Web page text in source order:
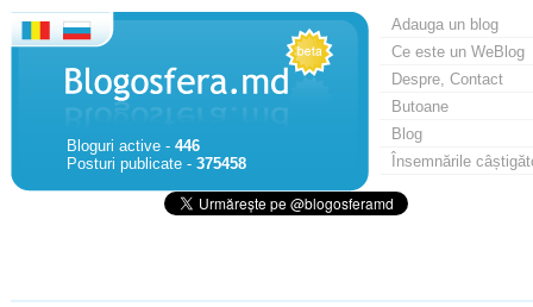
Bloguri active - 446
Posturi publicate - 375458
Adauga un blog
Ce este un WeBlog
Despre, Contact
Butoane
Blog
Însemnările